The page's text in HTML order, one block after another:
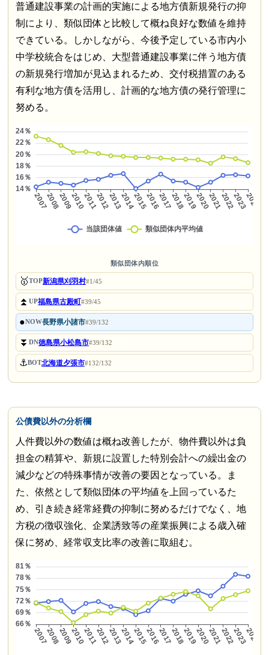
普通建設事業の計画的実施による地方債新規発行の抑
制により、類似団体と比較して概ね良好な数値を維持
できている。しかしながら、今後予定している市内小
中学校統合をはじめ、大型普通建設事業に伴う地方債
の新規発行増加が見込まれるため、交付税措置のある
有利な地方債を活用し、計画的な地方債の発行管理に
努める。
類似団体内順位
🥇TOP新潟県刈羽村#1/45
⏫UP福島県古殿町#39/45
●NOW長野県小諸市#39/132
⏬DN徳島県小松島市#39/132
⚓BOT北海道夕張市#132/132
公債費以外の分析欄
人件費以外の数値は概ね改善したが、物件費以外は負
担金の精算や、新規に設置した特別会計への繰出金の
減少などの特殊事情が改善の要因となっている。ま
た、依然として類似団体の平均値を上回っているた
め、引き続き経常経費の抑制に努めるだけでなく、地
方税の徴収強化、企業誘致等の産業振興による歳入確
保に努め、経常収支比率の改善に取組む。